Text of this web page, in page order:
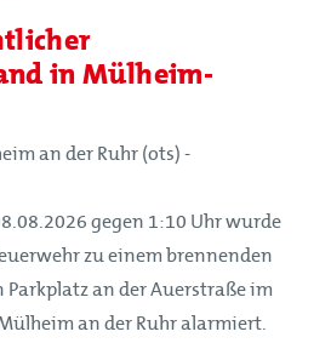
in Mülheim-
an der Ruhr (ots) -
gegen 1:10 Uhr wurde
zu einem brennenden
an der Auerstraße im
an der Ruhr alarmiert.